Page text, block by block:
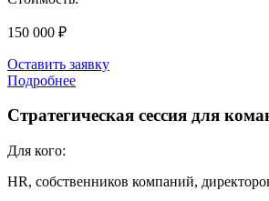
150 000 ₽
Оставить заявку
Подробнее
Стратегическая сессия для
Для кого:
HR, собственников компаний,